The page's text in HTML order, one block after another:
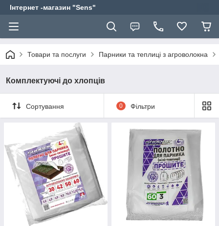
Інтернет -магазин "Sens"
Товари та послуги Парники та теплиці з агроволокна
Комплектуючі до хлопців
Сортування 0 Фільтри